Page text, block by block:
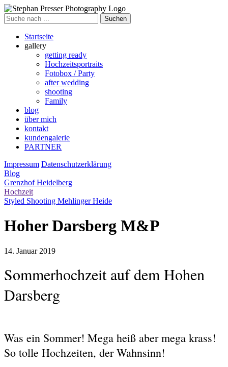
Suche
nach
Startseite
gallery
getting ready
Hochzeitsportraits
Fotobox / Party
after wedding
shooting
Family
blog
über mich
kontakt
kundengalerie
PARTNER
Impressum Datenschutzerklärung
Blog
Grenzhof Heidelberg
Hochzeit
Styled Shooting Mehlinger Heide
Hoher Darsberg M&P
14. Januar 2019
Sommerhochzeit auf dem Hohen
Darsberg
Was ein Sommer! Mega heiß aber mega krass!
So tolle Hochzeiten, der Wahnsinn!